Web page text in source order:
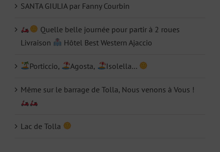
SANTA GIULIA par Fanny Courbin
Quelle belle journée pour partir à 2 roues
Livraison
Hôtel Best Western Ajaccio
Porticcio, Agosta, Isolella…
Même sur le barrage de Tolla, Nous venons à Vous !
Lac de Tolla